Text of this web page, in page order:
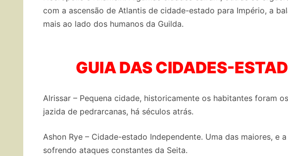
com a ascensão de Atlantis de cidade-estado para Império, a
mais ao lado dos humanos da Guilda.
GUIA DAS CIDADES-
Alrissar – Pequena cidade, historicamente os habitantes foram
jazida de pedrarcanas, há séculos atrás.
Ashon Rye – Cidade-estado Independente. Uma das maiores, e
sofrendo ataques constantes da Seita.